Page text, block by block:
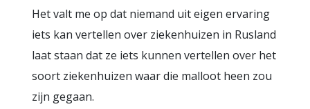
Het valt me op dat niemand uit eigen ervaring
iets kan vertellen over ziekenhuizen in Rusland
laat staan dat ze iets kunnen vertellen over het
soort ziekenhuizen waar die malloot heen zou
zijn gegaan.